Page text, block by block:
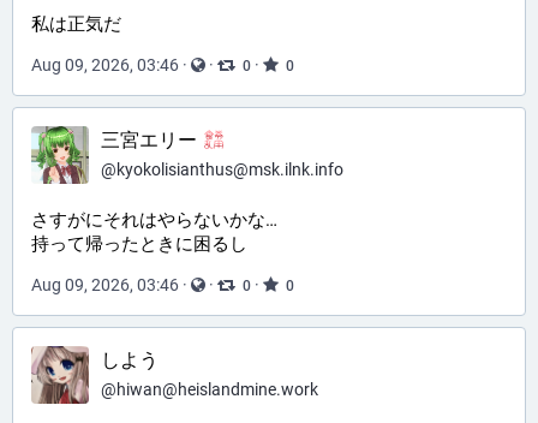
私は正気だ
Aug 09, 2026, 03:46 · · 0 · 0
三宮エリー
@kyokolisianthus@msk.ilnk.info
さすがにそれはやらないかな…
持って帰ったときに困るし
Aug 09, 2026, 03:46 · · 0 · 0
しよう
@hiwan@heislandmine.work